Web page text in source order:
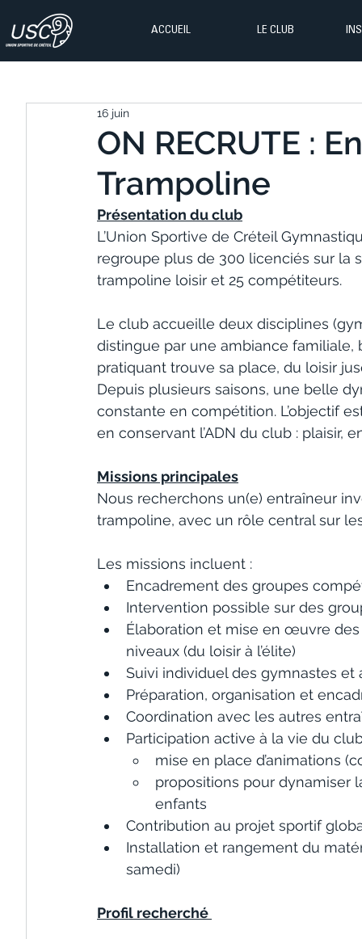
ACCUEIL LE CLUB
ON RECRUTE :
Trampoline
16 juin
Présentation du club
L’Union Sportive de Créteil
regroupe plus de 300 licenciés sur la
trampoline loisir et 25 compétiteurs.
Le club accueille deux disciplines
distingue par une ambiance
pratiquant trouve sa place, du loisir
Depuis plusieurs saisons, une belle
constante en compétition. L’objectif
en conservant l’ADN du club : plaisir,
Missions principales
Nous recherchons un(e) entraîneur
trampoline, avec un rôle central sur
Les missions incluent :
Encadrement des groupes
Intervention possible sur des
Élaboration et mise en œuvre
niveaux (du loisir à l’élite)
Suivi individuel des gymnastes
Préparation, organisation et
Coordination avec les autres
Participation active à la vie du
mise en place d’animations
propositions pour dynamiser
enfants
Contribution au projet sportif
Installation et rangement du
samedi)
Profil recherché